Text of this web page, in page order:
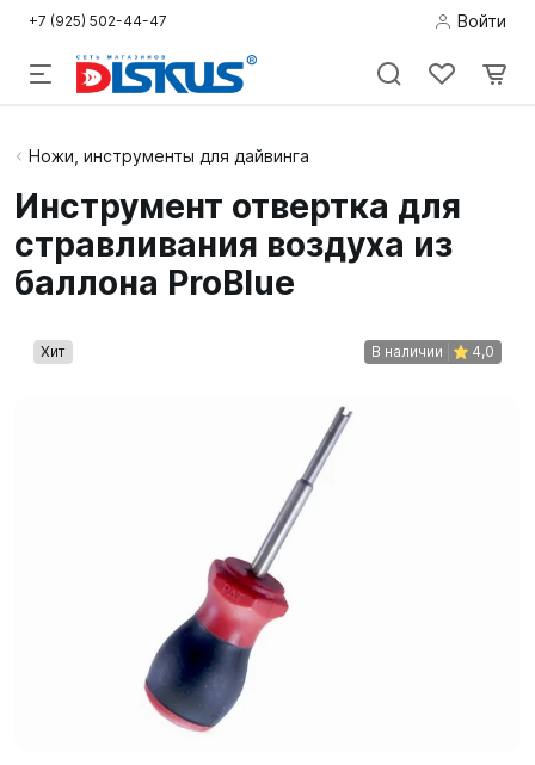
+7 (925) 502-44-47 Войти
Подводная
Дайвинг
Снорклинг /
Подарочные
Ножи, инструменты для дайвинга
Инструмент отвертка для
стравливания воздуха из
баллона ProBlue
Хит В наличии 4,0